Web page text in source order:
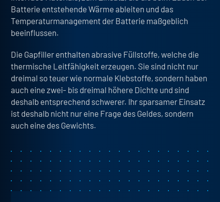
Batterie entstehende Wärme ableiten und das
Temperaturmanagement der Batterie maßgeblich
beeinflussen.
Die Gapfiller enthalten abrasive Füllstoffe, welche die
thermische Leitfähigkeit erzeugen. Sie sind nicht nur
dreimal so teuer wie normale Klebstoffe, sondern haben
auch eine zwei- bis dreimal höhere Dichte und sind
deshalb entsprechend schwerer. Ihr sparsamer Einsatz
ist deshalb nicht nur eine Frage des Geldes, sondern
auch eine des Gewichts.